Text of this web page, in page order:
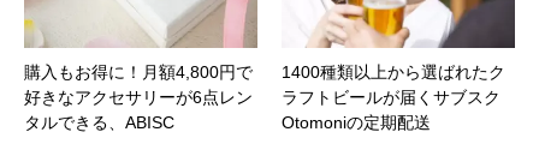
購入もお得に！月額4,800円で
好きなアクセサリーが6点レン
タルできる、ABISC
1400種類以上から選ばれたク
ラフトビールが届くサブスク
Otomoniの定期配送